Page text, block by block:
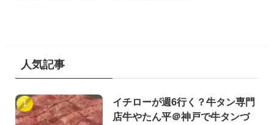
人気記事
イチローが週6行く？牛タン専門
店牛やたん平＠神戸で牛タンづ